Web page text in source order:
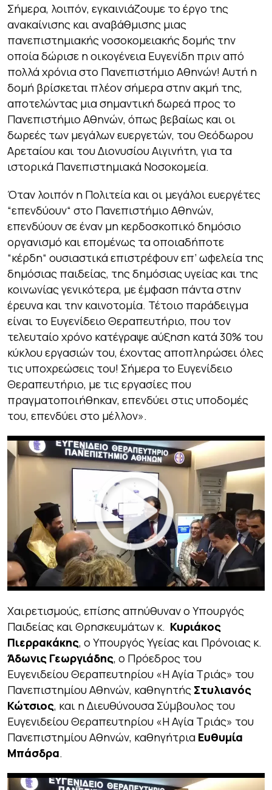
Σήμερα, λοιπόν, εγκαινιάζουμε το έργο της
ανακαίνισης και αναβάθμισης μιας
πανεπιστημιακής νοσοκομειακής δομής την
οποία δώρισε η οικογένεια Ευγενίδη πριν από
πολλά χρόνια στο Πανεπιστήμιο Αθηνών! Αυτή η
δομή βρίσκεται πλέον σήμερα στην ακμή της,
αποτελώντας μια σημαντική δωρεά προς το
Πανεπιστήμιο Αθηνών, όπως βεβαίως και οι
δωρεές των μεγάλων ευεργετών, του Θεόδωρου
Αρεταίου και του Διονυσίου Αιγινήτη, για τα
ιστορικά Πανεπιστημιακά Νοσοκομεία.
Όταν λοιπόν η Πολιτεία και οι μεγάλοι ευεργέτες
“επενδύουν“ στο Πανεπιστήμιο Αθηνών,
επενδύουν σε έναν μη κερδοσκοπικό δημόσιο
οργανισμό και επομένως τα οποιαδήποτε
“κέρδη“ ουσιαστικά επιστρέφουν επ’ ωφελεία της
δημόσιας παιδείας, της δημόσιας υγείας και της
κοινωνίας γενικότερα, με έμφαση πάντα στην
έρευνα και την καινοτομία. Τέτοιο παράδειγμα
είναι το Ευγενίδειο Θεραπευτήριο, που τον
τελευταίο χρόνο κατέγραψε αύξηση κατά 30% του
κύκλου εργασιών του, έχοντας αποπληρώσει όλες
τις υποχρεώσεις του! Σήμερα το Ευγενίδειο
Θεραπευτήριο, με τις εργασίες που
πραγματοποιήθηκαν, επενδύει στις υποδομές
του, επενδύει στο μέλλον».
Χαιρετισμούς, επίσης απηύθυναν ο Υπουργός
Παιδείας και Θρησκευμάτων κ. Κυριάκος
Πιερρακάκης, ο Υπουργός Υγείας και Πρόνοιας κ.
Άδωνις Γεωργιάδης, ο Πρόεδρος του
Ευγενιδείου Θεραπευτηρίου «Η Αγία Τριάς» του
Πανεπιστημίου Αθηνών, καθηγητής Στυλιανός
Κώτσιος, και η Διευθύνουσα Σύμβουλος του
Ευγενιδείου Θεραπευτηρίου «Η Αγία Τριάς» του
Πανεπιστημίου Αθηνών, καθηγήτρια Ευθυμία
Μπάσδρα.